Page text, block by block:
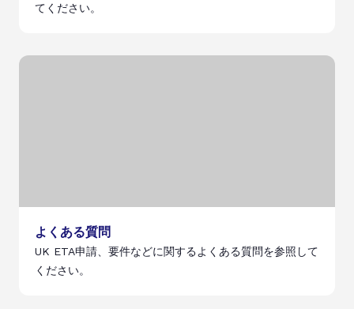
てください。
よくある質問
UK ETA申請、要件などに関するよくある質問を参照して
ください。